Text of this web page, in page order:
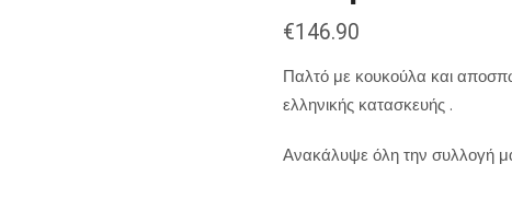
€146.90
Παλτό με κουκούλα και
ελληνικής κατασκευής .
Ανακάλυψε όλη την συλλογή